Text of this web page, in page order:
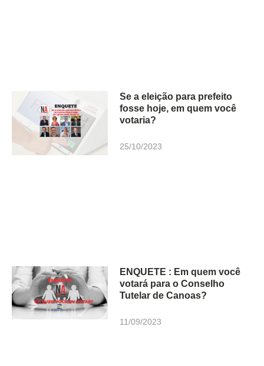
Se a eleição para prefeito
fosse hoje, em quem você
votaria?
25/10/2023
ENQUETE : Em quem você
votará para o Conselho
Tutelar de Canoas?
11/09/2023